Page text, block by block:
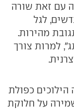
עם זאת שורה
לגל
מהירות.
למרות צורך
כפולת
על חלוקת